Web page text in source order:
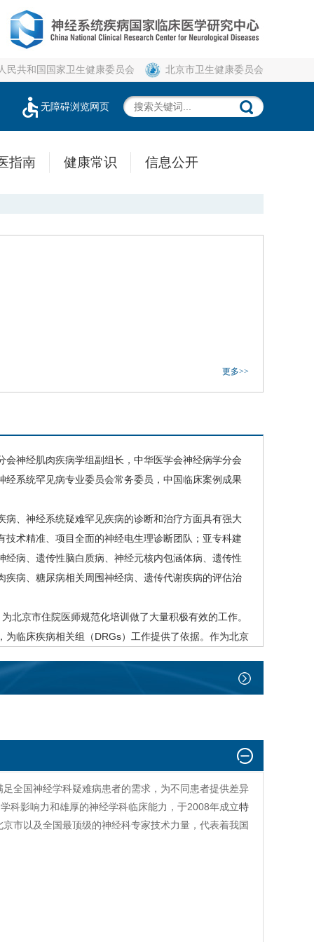
民共和国国家卫生健康委员会 北京市卫生健康委员会
无障碍浏览网页
指南 健康常识 信息公开
更多>>
会神经肌肉疾病学组副组长，中华医学会神经病学分会
系统罕见病专业委员会常务委员，中国临床案例成果
、神经系统疑难罕见疾病的诊断和治疗方面具有强大
术精准、项目全面的神经电生理诊断团队；亚专科建
病、遗传性脑白质病、神经元核内包涵体病、遗传性
病、 糖尿病相关周围神经病、遗传代谢疾病的评估治
北京市住院医师规范化培训做了大量积极有效的工作。
为临床疾病相关组（DRGs）工作提供了依据。作为北京
1项。以第一或通讯作者身份发表SCI论文30余篇，核
全国神经学科疑难病患者的需求，为不同患者提供差异
科影响力和雄厚的神经学科临床能力，于2008年成立特
市以及全国最顶级的神经科专家技术力量，代表着我国